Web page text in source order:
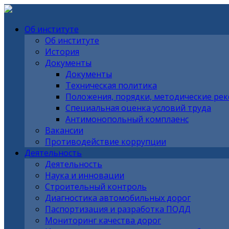
Об институте
Об институте
История
Документы
Документы
Техническая политика
Положения, порядки, методические
Специальная оценка условий труда
Антимонопольный комплаенс
Вакансии
Противодействие коррупции
Деятельность
Деятельность
Наука и инновации
Строительный контроль
Диагностика автомобильных дорог
Паспортизация и разработка ПОДД
Мониторинг качества дорог